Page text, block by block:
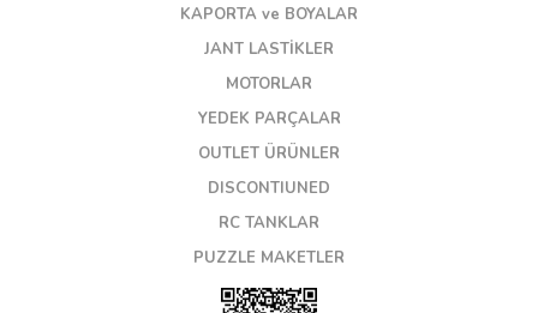
KAPORTA ve BOYALAR
JANT LASTİKLER
MOTORLAR
YEDEK PARÇALAR
OUTLET ÜRÜNLER
DISCONTIUNED
RC TANKLAR
PUZZLE MAKETLER